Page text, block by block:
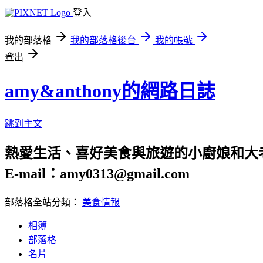
登入
我的部落格 我的部落格後台
我的帳號
登出
amy&anthony的網路日誌
跳到主文
熱愛生活、喜好美食與旅遊的小廚娘和大
E-mail：amy0313@gmail.com
部落格全站分類： 美食情報
相簿
部落格
名片